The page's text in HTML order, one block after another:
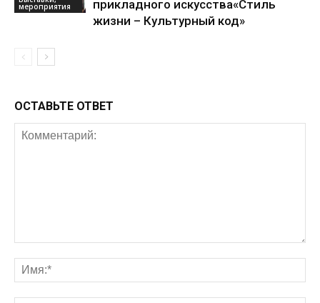
мероприятия
прикладного искусства«Стиль
жизни – Культурный код»
ОСТАВЬТЕ ОТВЕТ